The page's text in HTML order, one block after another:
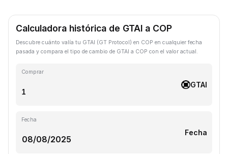
Calculadora histórica de GTAI a COP
Descubre cuánto valía tu GTAI (GT Protocol) en COP en cualquier fecha
pasada y compara el tipo de cambio de GTAI a COP con el valor actual.
Comprar
GTAI
Fecha
Fecha